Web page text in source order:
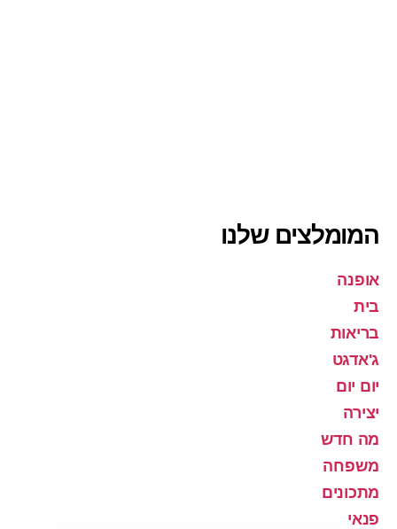
המומלצים שלנו
אופנה
בית
בריאות
ג'אדגט
יום יום
יצירה
מה חדש
משפחה
מתכונים
פנאי